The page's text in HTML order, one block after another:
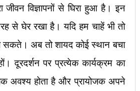
से घिरा हुआ है। इन
से घेर रखा है। यदि हम चाहें भी तो
सकते। अब तो शायद कोई स्थान बचा
दूरदर्शन पर प्रत्येक कार्यक्रम का
अवश्य होता है और प्रायोजक अपने